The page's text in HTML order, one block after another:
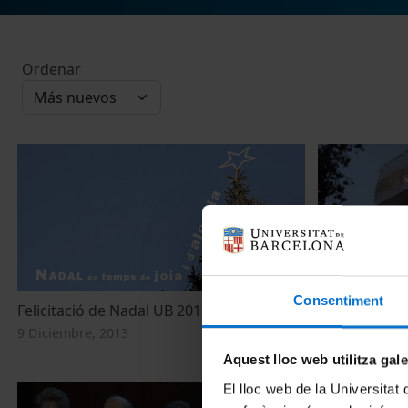
Consentiment
Aquest lloc web utilitza
El lloc web de la Universitat
Ordenar
Felicitació de Nadal UB 2013
9 Diciembre, 2013
Primer inici
21